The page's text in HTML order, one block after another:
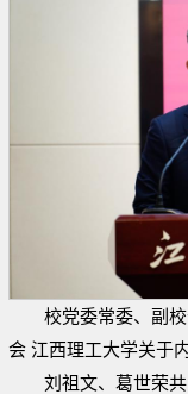
校党委常委、副
会 江西理工大学关于
刘祖文、葛世荣